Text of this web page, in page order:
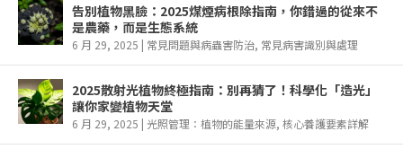
告別植物黑臉：2025煤煙病根除指南，你錯過的從來不
是農藥，而是生態系統
6 月 29, 2025 | 常見問題與病蟲害防治, 常見病害識別與處理
2025散射光植物終極指南：別再猜了！科學化「造光」
讓你家變植物天堂
6 月 29, 2025 | 光照管理：植物的能量來源, 核心養護要素詳解